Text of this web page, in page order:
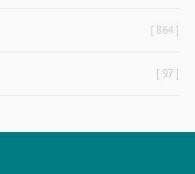
864
97